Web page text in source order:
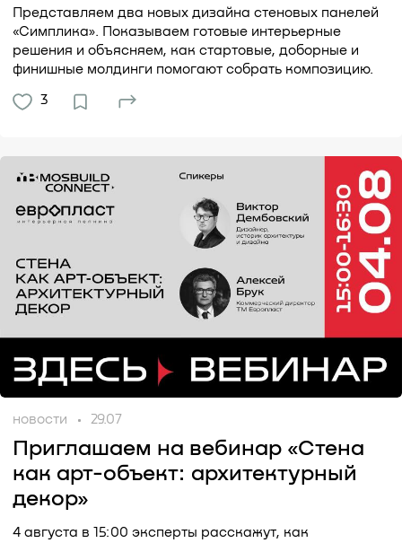
Представляем два новых дизайна стеновых панелей
«Симплика». Показываем готовые интерьерные
решения и объясняем, как стартовые, доборные и
финишные молдинги помогают собрать композицию.
3
новости 29.07
Приглашаем на вебинар «Стена
как арт-объект: архитектурный
декор»
4 августа в 15:00 эксперты расскажут, как